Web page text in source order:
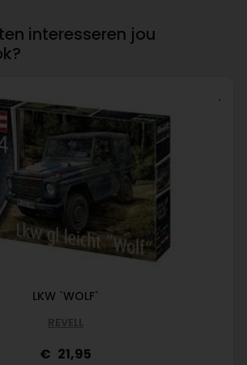
interesseren jou
LKW `WOLF`
REVELL
21,95